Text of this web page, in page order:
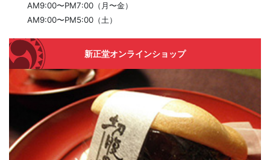
AM9:00〜PM7:00（月〜金）
AM9:00〜PM5:00（土）
新正堂オンラインショップ